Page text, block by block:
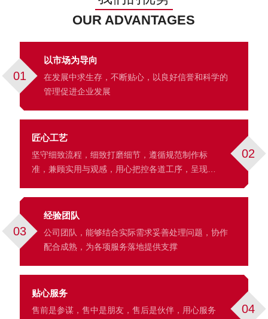
OUR ADVANTAGES
01
以市场为导向
在发展中求生存，不断贴心，以良好信誉和科学的
管理促进企业发展
02
匠心工艺
坚守细致流程，细致打磨细节，遵循规范制作标
准，兼顾实用与观感，用心把控各道工序，呈现细
03
经验团队
公司团队，能够结合实际需求妥善处理问题，协作
配合成熟，为各项服务落地提供支撑
04
贴心服务
售前是参谋，售中是朋友，售后是伙伴，用心服务